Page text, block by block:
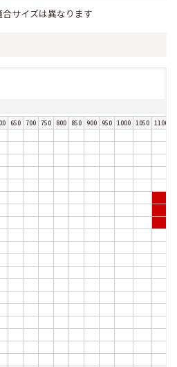
サイズは異なります
650 700 750 800 850 900 950 1000 1050 1100